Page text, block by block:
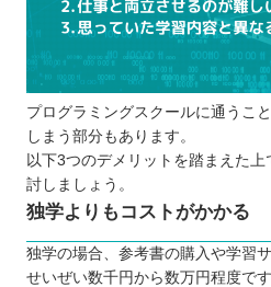
プログラミングスクールに通うこ
しまう部分もあります。
以下3つのデメリットを踏まえた
討しましょう。
独学よりもコストがかかる
独学の場合、参考書の購入や学習
せいぜい数千円から数万円程度です